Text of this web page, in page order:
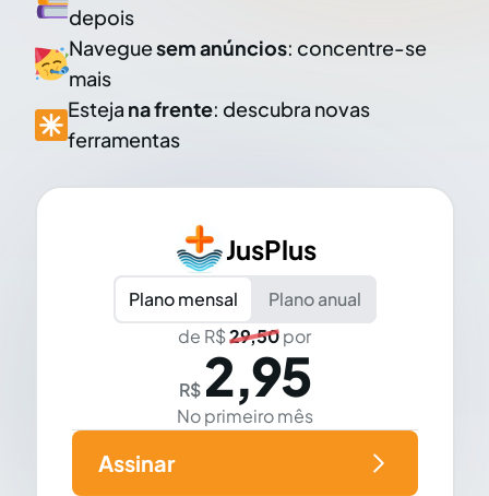
depois
Naveguesem anúncios: concentre-se
mais
Esteja na frente: descubra novas
ferramentas
JusPlus
Plano mensal
Plano anual
de R$29,50por
R$ 2,95
No primeiro mês
Assinar